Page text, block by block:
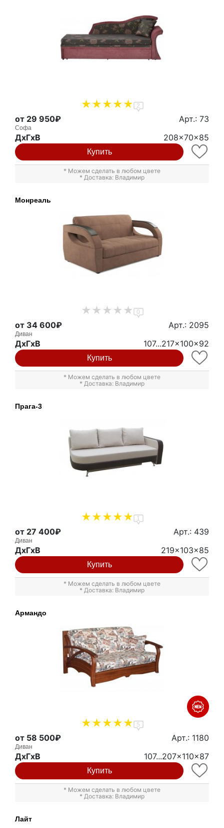
2
от 29 950₽ Арт.: 73
Софа
ДxГxВ 208x70x85
Купить
* Можем сделать в любом цвете
* Доставка: Владимир
Монреаль
0
от 34 600₽ Арт.: 2095
Диван
ДxГxВ 107...217x100x92
Купить
* Можем сделать в любом цвете
* Доставка: Владимир
Прага-3
1
от 27 400₽ Арт.: 439
Диван
ДxГxВ 219x103x85
Купить
* Можем сделать в любом цвете
* Доставка: Владимир
Армандо
5
от 58 500₽ Арт.: 1180
Диван
ДxГxВ 107...207x110x87
Купить
* Можем сделать в любом цвете
* Доставка: Владимир
Лайт